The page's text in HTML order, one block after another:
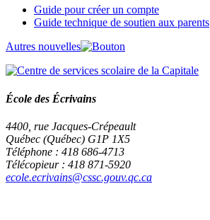
Guide pour créer un compte
Guide technique de soutien aux parents
Autres nouvelles
École des Écrivains
4400, rue Jacques-Crépeault
Québec (Québec) G1P 1X5
Téléphone : 418 686-4713
Télécopieur : 418 871-5920
ecole.ecrivains@cssc.gouv.qc.ca